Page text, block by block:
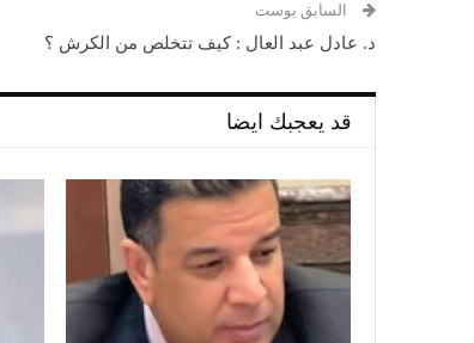
السابق بوست
د. عادل عبد العال : كيف تتخلص من الكرش ؟
قد يعجبك ايضا